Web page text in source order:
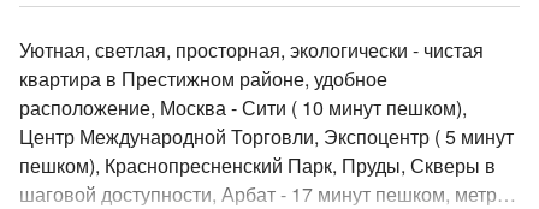
Уютная, светлая, просторная, экологически - чистая
квартира в Престижном районе, удобное
расположение, Москва - Сити ( 10 минут пешком),
Центр Международной Торговли, Экспоцентр ( 5 минут
пешком), Краснопресненский Парк, Пруды, Скверы в
шаговой доступности, Арбат - 17 минут пешком, метро